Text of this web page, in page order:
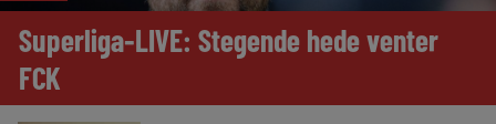
Superliga-LIVE: Stegende hede venter
FCK